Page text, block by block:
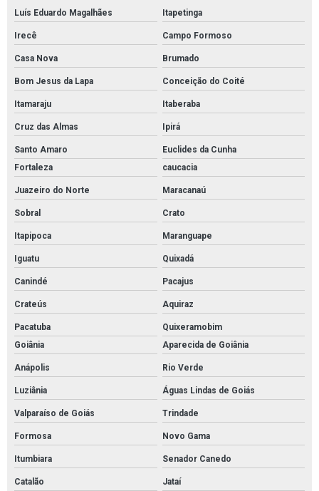
Luís Eduardo Magalhães Itapetinga
Irecê Campo Formoso
Casa Nova Brumado
Bom Jesus da Lapa Conceição do Coité
Itamaraju Itaberaba
Cruz das Almas Ipirá
Santo Amaro
Euclides da Cunha
Fortaleza
caucacia
Juazeiro do Norte Maracanaú
Sobral Crato
Itapipoca Maranguape
Iguatu Quixadá
Canindé Pacajus
Crateús Aquiraz
Pacatuba
Quixeramobim
Goiânia
Aparecida de Goiânia
Anápolis Rio Verde
Luziânia Águas Lindas de Goiás
Valparaíso de Goiás Trindade
Formosa Novo Gama
Itumbiara Senador Canedo
Catalão Jataí